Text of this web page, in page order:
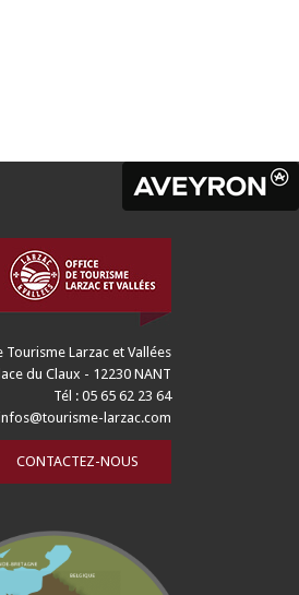
Tourisme Larzac et Vallées
du Claux - 12230 NANT
Tél : 05 65 62 23 64
larzac.com
CONTACTEZ-NOUS